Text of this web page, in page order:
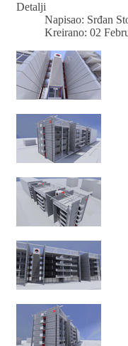
Detalji
Napisao: Srđan
Kreirano: 02